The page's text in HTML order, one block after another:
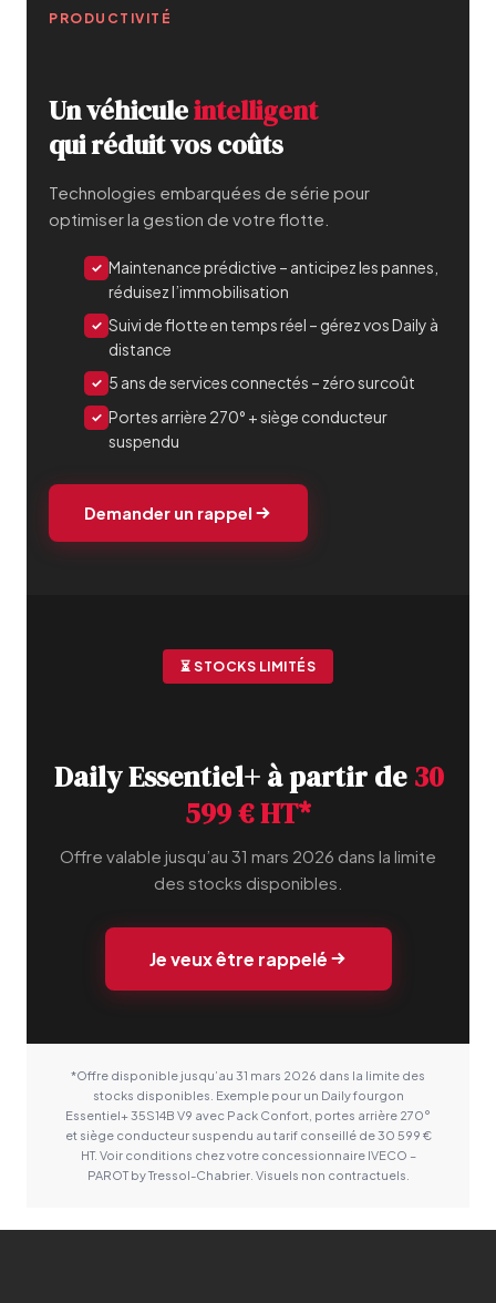
PRODUCTIVITÉ
Un véhiculeintelligent
qui réduit vos coûts
Technologies embarquées de série pour
optimiser la gestion de votre flotte.
✓ Maintenance prédictive – anticipez les pannes,
réduisez l’immobilisation
✓ Suivi de flotte en temps réel – gérez vos Daily à
distance
✓ 5 ans de services connectés – zéro surcoût
✓ Portes arrière 270° + siège conducteur
suspendu
Demander un rappel
⏳ STOCKS LIMITÉS
Daily Essentiel+ à partir de30
599 € HT*
Offre valable jusqu’au 31 mars 2026 dans la limite
des stocks disponibles.
Je veux être rappelé
*Offre disponible jusqu’au 31 mars 2026 dans la limite des
stocks disponibles. Exemple pour un Daily fourgon
Essentiel+ 35S14B V9 avec Pack Confort, portes arrière 270°
et siège conducteur suspendu au tarif conseillé de 30 599 €
HT. Voir conditions chez votre concessionnaire IVECO –
PAROT by Tressol-Chabrier. Visuels non contractuels.